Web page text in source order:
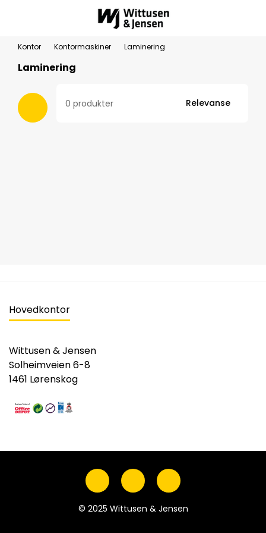
Kontor Kontormaskiner Laminering
Laminering
0 produkter Relevanse
Hovedkontor
Wittusen & Jensen
Solheimveien 6-8
1461 Lørenskog
© 2025 Wittusen & Jensen